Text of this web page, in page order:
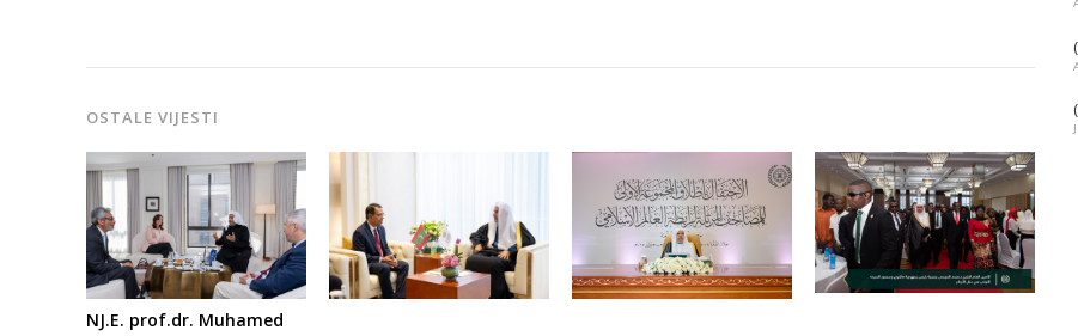
OSTALE VIJESTI
NJ.E. prof.dr. Muhamed